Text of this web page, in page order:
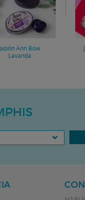
Jabón Ann Bow
Lavanda